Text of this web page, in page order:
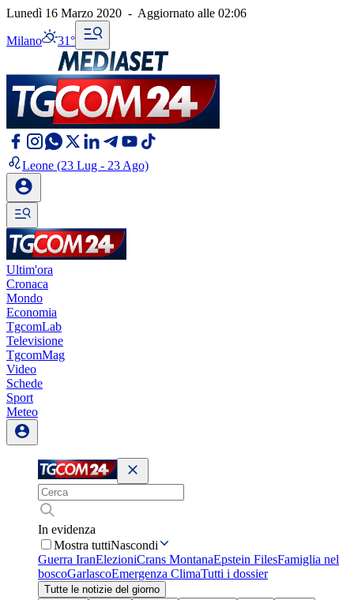
Lunedì 16 Marzo 2020 - Aggiornato alle 02:06
Milano 31°
Leone (23 Lug - 23 Ago)
Ultim'ora
Cronaca
Mondo
Economia
TgcomLab
Televisione
TgcomMag
Video
Schede
Sport
Meteo
In evidenza
Mostra tuttiNascondi
Guerra IranElezioniCrans MontanaEpstein FilesFamiglia nel
boscoGarlascoEmergenza ClimaTutti i dossier
Tutte le notizie del giorno